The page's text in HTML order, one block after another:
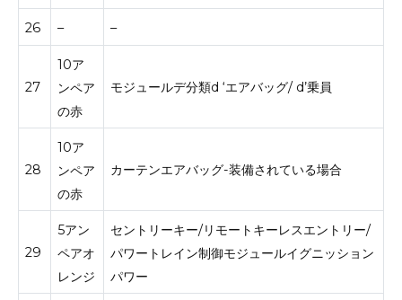
26 – –
27
10ア
ンペア
の赤
モジュールデ分類d ‘エアバッグ/ d’乗員
28
10ア
ンペア
の赤
カーテンエアバッグ-装備されている場合
29
5アン
ペアオ
レンジ
セントリーキー/リモートキーレスエントリー/
パワートレイン制御モジュールイグニッション
パワー